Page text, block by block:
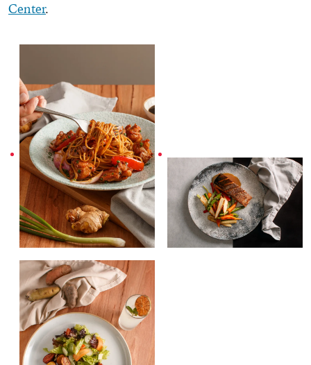
Center.